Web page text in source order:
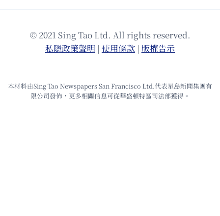
© 2021 Sing Tao Ltd. All rights reserved.
私隱政策聲明 | 使⽤條款 | 版權告⽰
本材料由Sing Tao Newspapers San Francisco Ltd.代表星島新聞集團有
限公司發佈，更多相關信息可從華盛頓特區司法部獲得。